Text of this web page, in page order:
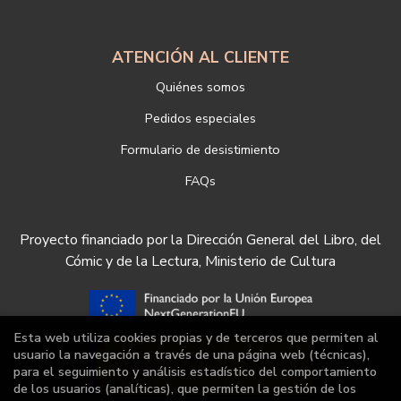
ATENCIÓN AL CLIENTE
Quiénes somos
Pedidos especiales
Formulario de desistimiento
FAQs
Proyecto financiado por la Dirección General del Libro, del
Cómic y de la Lectura, Ministerio de Cultura
Esta web utiliza cookies propias y de terceros que permiten al
usuario la navegación a través de una página web (técnicas),
para el seguimiento y análisis estadístico del comportamiento
de los usuarios (analíticas), que permiten la gestión de los